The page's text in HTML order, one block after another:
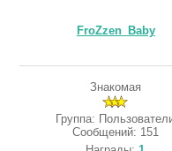
FroZzen_Baby
Знакомая
Группа:
Сообщений: 151